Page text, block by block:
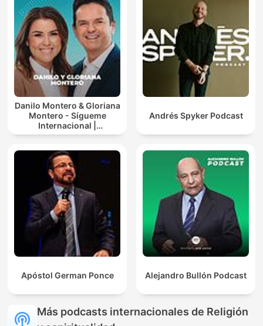
Danilo Montero & Gloriana
Montero - Sígueme
Internacional |
Predicaciones Cristianas
Andrés Spyker Podcast
Apóstol German Ponce Alejandro Bullón Podcast
Más podcasts internacionales de Religión